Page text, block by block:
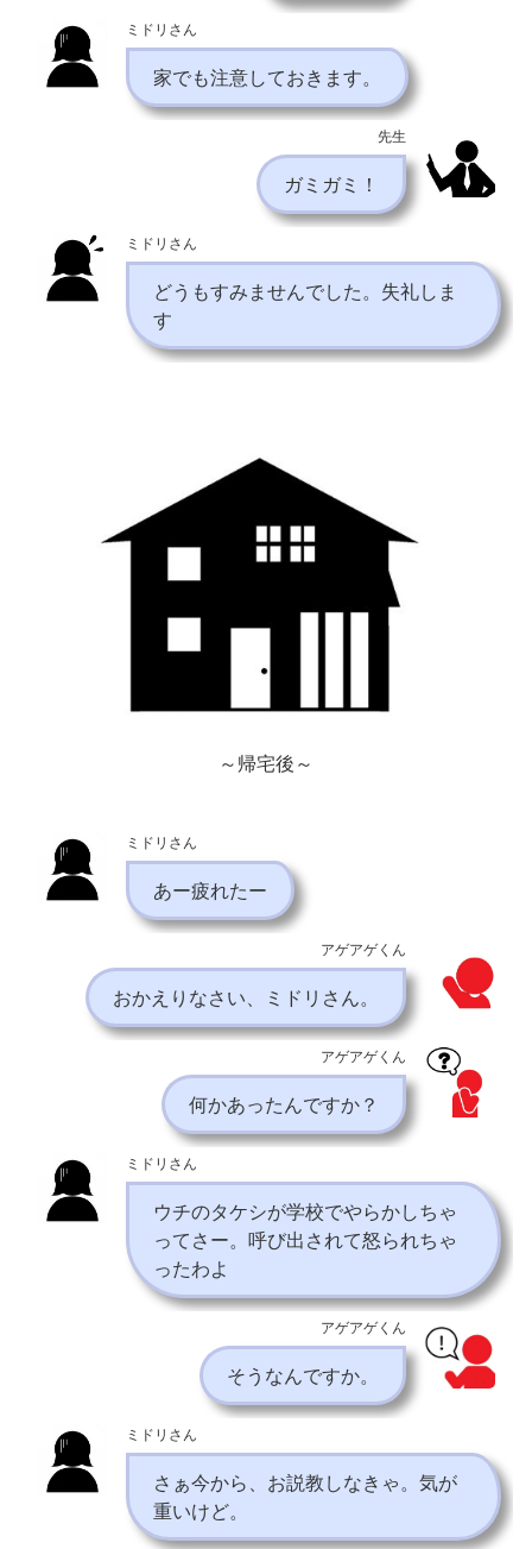
ミドリさん
家でも注意しておきます。
先生
ガミガミ！
ミドリさん
どうもすみませんでした。失礼しま
す
～帰宅後～
ミドリさん
あー疲れたー
アゲアゲくん
おかえりなさい、ミドリさん。
アゲアゲくん
何かあったんですか？
ミドリさん
ウチのタケシが学校でやらかしちゃ
ってさー。呼び出されて怒られちゃ
ったわよ
アゲアゲくん
そうなんですか。
ミドリさん
さぁ今から、お説教しなきゃ。気が
重いけど。